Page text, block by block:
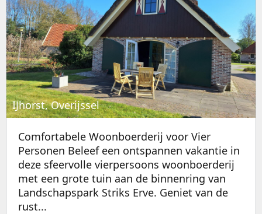
IJhorst, Overijssel
Comfortabele Woonboerderij voor Vier
Personen Beleef een ontspannen vakantie in
deze sfeervolle vierpersoons woonboerderij
met een grote tuin aan de binnenring van
Landschapspark Striks Erve. Geniet van de
rust...